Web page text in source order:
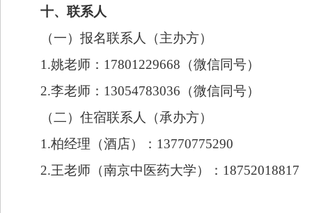
十、联系人
（一）报名联系人（主办方）
1.姚老师：17801229668 （微信同号）
2.李老师： 13054783036 （微信同号）
（二）住宿联系人（承办方）
1.柏经理（酒店）：13770775290
2.王老师（南京中医药大学）：18752018817